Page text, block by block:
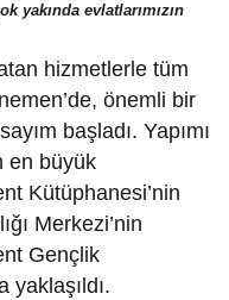
yakında evlatlarımızın
hizmetlerle tüm
önemli bir
başladı. Yapımı
en büyük
Kütüphanesi’nin
Merkezi’nin
Gençlik
yaklaşıldı.